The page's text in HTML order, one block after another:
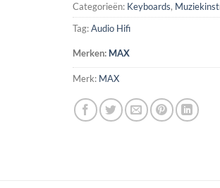
Categorieën: Keyboards,
Tag:Audio Hifi
Merken: MAX
Merk: MAX